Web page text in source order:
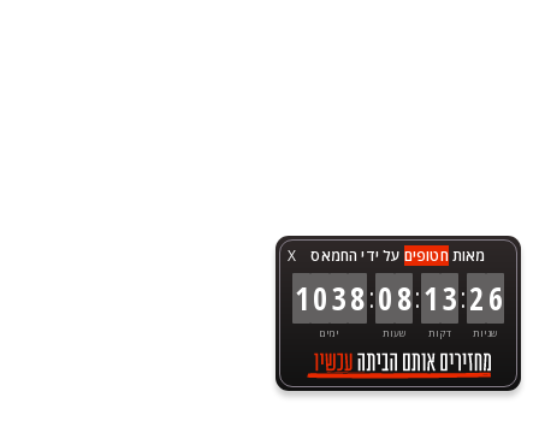
X מאותחטופים על ידי החמאס
1038
ימים
:08
שעות
:13
דקות
:26
שניות